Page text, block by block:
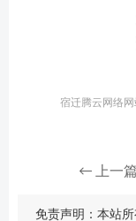
宿迁腾云网络网
上一篇
免责声明：本站